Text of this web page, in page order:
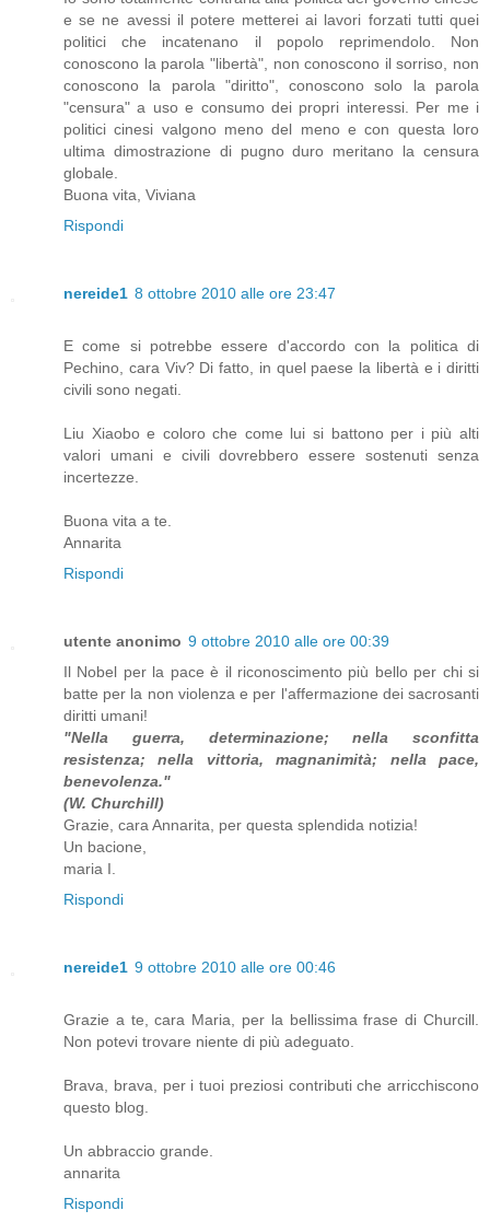
e se ne avessi il potere metterei ai lavori forzati tutti quei
politici che incatenano il popolo reprimendolo. Non
conoscono la parola "libertà", non conoscono il sorriso, non
conoscono la parola "diritto", conoscono solo la parola
"censura" a uso e consumo dei propri interessi. Per me i
politici cinesi valgono meno del meno e con questa loro
ultima dimostrazione di pugno duro meritano la censura
globale.
Buona vita, Viviana
Rispondi
nereide1 8 ottobre 2010 alle ore 23:47
E come si potrebbe essere d'accordo con la politica di
Pechino, cara Viv? Di fatto, in quel paese la libertà e i diritti
civili sono negati.
Liu Xiaobo e coloro che come lui si battono per i più alti
valori umani e civili dovrebbero essere sostenuti senza
incertezze.
Buona vita a te.
Annarita
Rispondi
utente anonimo 9 ottobre 2010 alle ore 00:39
Il Nobel per la pace è il riconoscimento più bello per chi si
batte per la non violenza e per l'affermazione dei sacrosanti
diritti umani!
"Nella guerra, determinazione; nella sconfitta
resistenza; nella vittoria, magnanimità; nella pace,
benevolenza."
(W. Churchill)
Grazie, cara Annarita, per questa splendida notizia!
Un bacione,
maria I.
Rispondi
nereide1 9 ottobre 2010 alle ore 00:46
Grazie a te, cara Maria, per la bellissima frase di Churcill.
Non potevi trovare niente di più adeguato.
Brava, brava, per i tuoi preziosi contributi che arricchiscono
questo blog.
Un abbraccio grande.
annarita
Rispondi